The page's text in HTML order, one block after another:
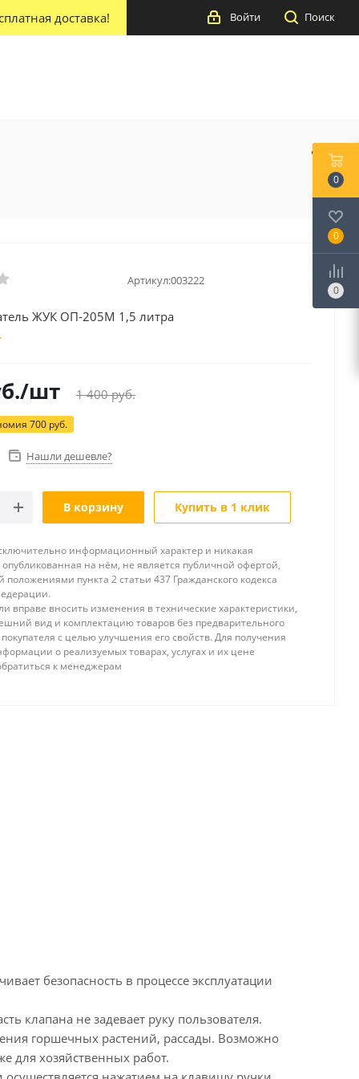
доставка! Поиск
Войти
Артикул:003222
ЖУК ОП-205М 1,5 литра
/шт 1 400руб.
700 руб.
Нашли дешевле?
В корзину Купить в 1 клик
информационный характер и никакая
на нём, не является публичной офертой,
положениями пункта 2 статьи 437 Гражданского кодекса
вправе вносить изменения в технические характеристики,
вид и комплектацию товаров без предварительного
с целью улучшения его свойств. Для получения
о реализуемых товарах, услугах и их цене
к менеджерам
безопасность в процессе эксплуатации
клапана не задевает руку пользователя.
горшечных растений, рассады. Возможно
для хозяйственных работ.
0
0
0